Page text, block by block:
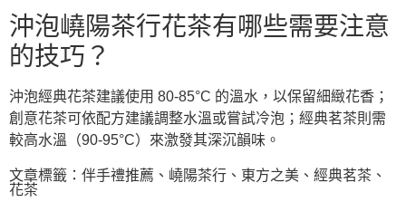
沖泡嶢陽茶行花茶有哪些需要注意
的技巧？
沖泡經典花茶建議使用 80-85°C 的溫水，以保留細緻花香；
創意花茶可依配方建議調整水溫或嘗試冷泡；經典茗茶則需
較高水溫（90-95°C）來激發其深沉韻味。
文章標籤： 伴手禮推薦 、 嶢陽茶行 、 東方之美 、 經典茗茶 、
花茶